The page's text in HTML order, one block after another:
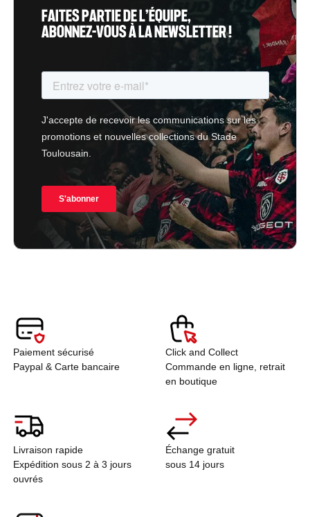
FAITES PARTIE DE L’ÉQUIPE,
ABONNEZ-VOUS À LA NEWSLETTER !
Paiement sécurisé
Paypal & Carte bancaire
Click and Collect
Commande en ligne, retrait
en boutique
Livraison rapide
Expédition sous 2 à 3 jours
ouvrés
Échange gratuit
sous 14 jours